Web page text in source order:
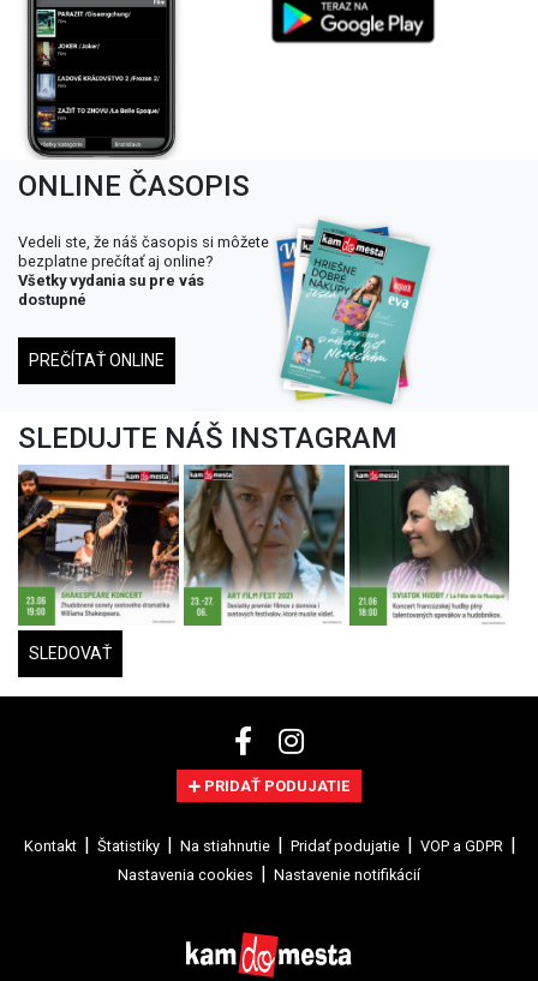
ONLINE ČASOPIS
Vedeli ste, že náš časopis si môžete
bezplatne prečítať aj online?
Všetky vydania su pre vás
dostupné
PREČÍTAŤ ONLINE
SLEDUJTE NÁŠ INSTAGRAM
SLEDOVAŤ
PRIDAŤ PODUJATIE
Kontakt Štatistiky Na stiahnutie Pridať podujatie
VOP a GDPR
Nastavenia cookies
Nastavenie notifikácií